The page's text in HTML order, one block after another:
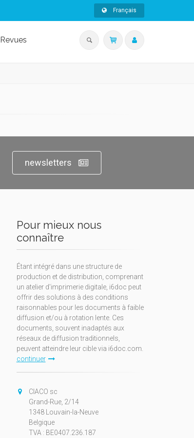
Français
Revues
newsletters
Pour mieux nous
connaître
Étant intégré dans une structure de
production et de distribution, comprenant
un atelier d'imprimerie digitale, i6doc peut
offrir des solutions à des conditions
raisonnables pour les documents à faible
diffusion et/ou à rotation lente. Ces
documents, souvent inadaptés aux
réseaux de diffusion traditionnels,
peuvent atteindre leur cible via i6doc.com.
continuer
CIACO sc
Grand-Rue, 2/14
1348 Louvain-la-Neuve
Belgique
TVA : BE0407.236.187